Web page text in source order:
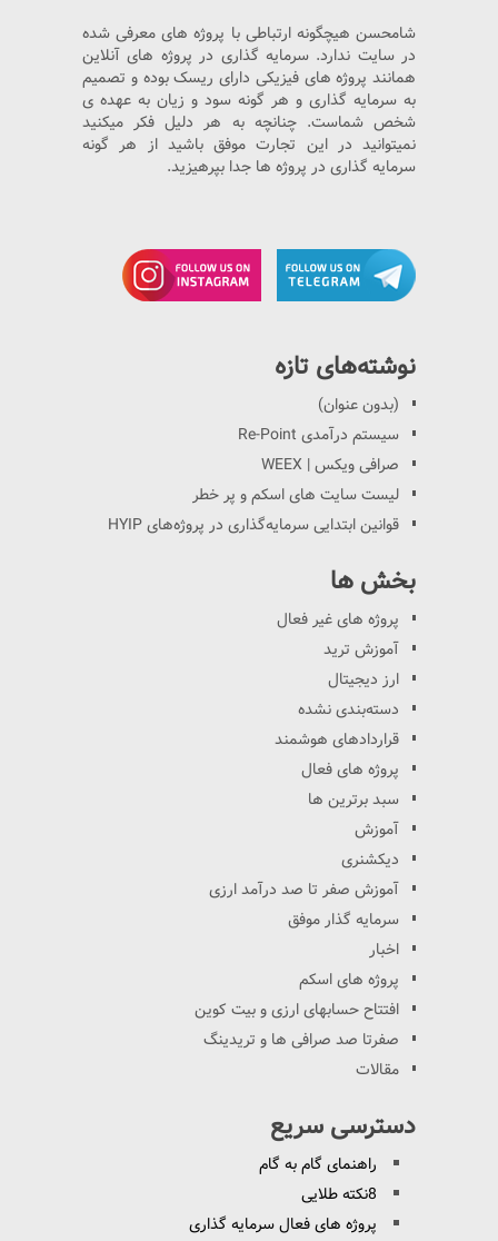
شامحسن هیچگونه ارتباطی با پروژه های معرفی شده
در سایت ندارد. سرمایه گذاری در پروژه های آنلاین
همانند پروژه های فیزیکی دارای ریسک بوده و تصمیم
به سرمایه گذاری و هر گونه سود و زیان به عهده ی
شخص شماست. چنانچه به هر دلیل فکر میکنید
نمیتوانید در این تجارت موفق باشید از هر گونه
سرمایه گذاری در پروژه ها جدا بپرهیزید.
نوشته‌های تازه
(بدون عنوان)
سیستم درآمدی Re-Point
صرافی ویکس | WEEX
لیست سایت های اسکم و پر خطر
قوانین ابتدایی سرمایه‌گذاری در پروژه‌های HYIP
بخش ها
پروژه های غیر فعال
آموزش ترید
ارز دیجیتال
دسته‌بندی نشده
قراردادهای هوشمند
پروژه های فعال
سبد برترین ها
آموزش
دیکشنری
آموزش صفر تا صد درآمد ارزی
سرمایه گذار موفق
اخبار
پروژه های اسکم
افتتاح حسابهای ارزی و بیت کوین
صفرتا صد صرافی ها و تریدینگ
مقالات
دسترسی سریع
راهنمای گام به گام
8نکته طلایی
پروژه های فعال سرمایه گذاری